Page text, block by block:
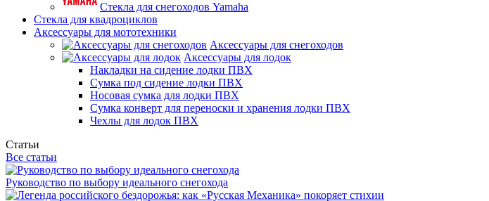
Стекла для снегоходов Yamaha
Стекла для квадроциклов
Аксессуары для мототехники
Аксессуары для снегоходов
Аксессуары для лодок
Накладки на сидение лодки ПВХ
Сумка под сидение лодки ПВХ
Носовая сумка для лодки ПВХ
Сумка конверт для переноски и хранения лодки ПВХ
Чехлы для лодок ПВХ
Статьи
Все статьи
Руководство по выбору идеального снегохода